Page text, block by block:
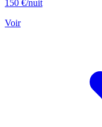
150 €/nuit
Voir